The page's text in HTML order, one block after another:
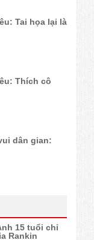
Tai họa lại là
Thích cô
dân gian:
15 tuổi chỉ
Rankin